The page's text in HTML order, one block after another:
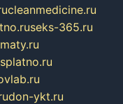
cleanmedicine.ru
seks-365.ru
don-ykt.ru